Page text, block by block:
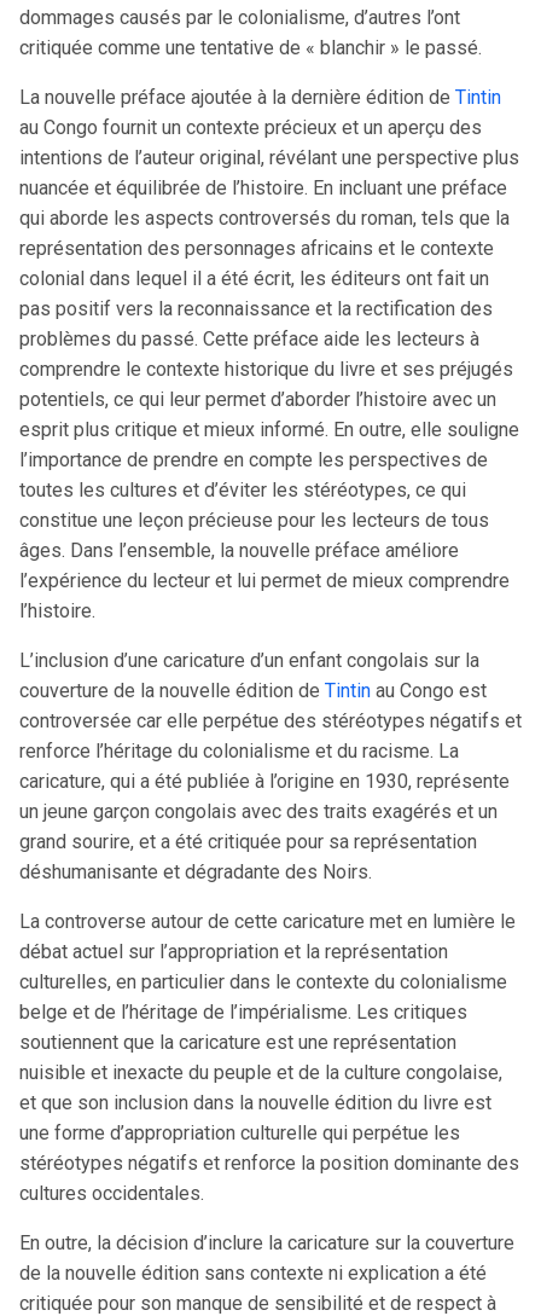
dommages causés par le colonialisme, d’autres l’ont
critiquée comme une tentative de « blanchir » le passé.
La nouvelle préface ajoutée à la dernière édition de Tintin
au Congo fournit un contexte précieux et un aperçu des
intentions de l’auteur original, révélant une perspective plus
nuancée et équilibrée de l’histoire. En incluant une préface
qui aborde les aspects controversés du roman, tels que la
représentation des personnages africains et le contexte
colonial dans lequel il a été écrit, les éditeurs ont fait un
pas positif vers la reconnaissance et la rectification des
problèmes du passé. Cette préface aide les lecteurs à
comprendre le contexte historique du livre et ses préjugés
potentiels, ce qui leur permet d’aborder l’histoire avec un
esprit plus critique et mieux informé. En outre, elle souligne
l’importance de prendre en compte les perspectives de
toutes les cultures et d’éviter les stéréotypes, ce qui
constitue une leçon précieuse pour les lecteurs de tous
âges. Dans l’ensemble, la nouvelle préface améliore
l’expérience du lecteur et lui permet de mieux comprendre
l’histoire.
L’inclusion d’une caricature d’un enfant congolais sur la
couverture de la nouvelle édition de Tintin au Congo est
controversée car elle perpétue des stéréotypes négatifs et
renforce l’héritage du colonialisme et du racisme. La
caricature, qui a été publiée à l’origine en 1930, représente
un jeune garçon congolais avec des traits exagérés et un
grand sourire, et a été critiquée pour sa représentation
déshumanisante et dégradante des Noirs.
La controverse autour de cette caricature met en lumière le
débat actuel sur l’appropriation et la représentation
culturelles, en particulier dans le contexte du colonialisme
belge et de l’héritage de l’impérialisme. Les critiques
soutiennent que la caricature est une représentation
nuisible et inexacte du peuple et de la culture congolaise,
et que son inclusion dans la nouvelle édition du livre est
une forme d’appropriation culturelle qui perpétue les
stéréotypes négatifs et renforce la position dominante des
cultures occidentales.
En outre, la décision d’inclure la caricature sur la couverture
de la nouvelle édition sans contexte ni explication a été
critiquée pour son manque de sensibilité et de respect à